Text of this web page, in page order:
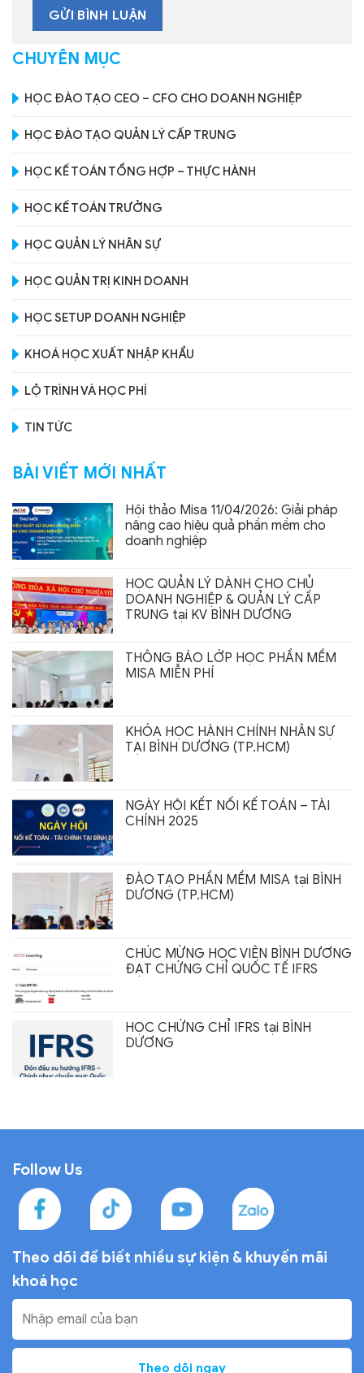
CHUYÊN MỤC
HỌC ĐÀO TẠO CEO – CFO CHO DOANH NGHIỆP
HỌC ĐÀO TẠO QUẢN LÝ CẤP TRUNG
HỌC KẾ TOÁN TỔNG HỢP – THỰC HÀNH
HỌC KẾ TOÁN TRƯỞNG
HỌC QUẢN LÝ NHÂN SỰ
HỌC QUẢN TRỊ KINH DOANH
HỌC SETUP DOANH NGHIỆP
KHOÁ HỌC XUẤT NHẬP KHẨU
LỘ TRÌNH VÀ HỌC PHÍ
TIN TỨC
BÀI VIẾT MỚI NHẤT
Hội thảo Misa 11/04/2026: Giải pháp
nâng cao hiệu quả phần mềm cho
doanh nghiệp
HỌC QUẢN LÝ DÀNH CHO CHỦ
DOANH NGHIỆP & QUẢN LÝ CẤP
TRUNG tại KV BÌNH DƯƠNG
THÔNG BÁO LỚP HỌC PHẦN MỀM
MISA MIỄN PHÍ
KHÓA HỌC HÀNH CHÍNH NHÂN SỰ
TẠI BÌNH DƯƠNG (TP.HCM)
NGÀY HỘI KẾT NỐI KẾ TOÁN – TÀI
CHÍNH 2025
ĐÀO TẠO PHẦN MỀM MISA tại BÌNH
DƯƠNG (TP.HCM)
CHÚC MỪNG HỌC VIÊN BÌNH DƯƠNG
ĐẠT CHỨNG CHỈ QUỐC TẾ IFRS
HỌC CHỨNG CHỈ IFRS tại BÌNH
DƯƠNG
Follow Us
Theo dõi để biết nhiều sựkiện & khuyến mãi
khoá học